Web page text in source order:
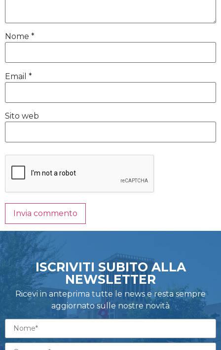
Nome *
Email *
Sito web
ISCRIVITI SUBITO ALLA
NEWSLETTER
Ricevi in anteprima tutte le news e resta sempre
aggiornato sulle nostre novità